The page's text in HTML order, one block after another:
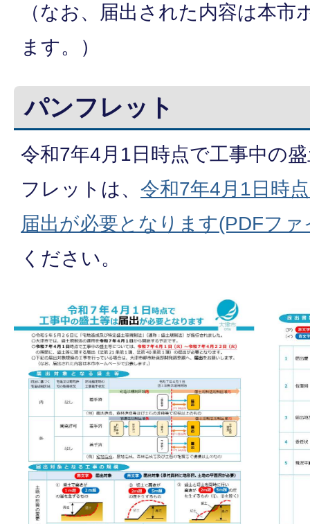
（なお、届出された内容は本市
ます。）
パンフレット
令和7年4月1日時点で工事中の
フレットは、 令和7年4月1日時
届出が必要となります(PDFフ
ください。